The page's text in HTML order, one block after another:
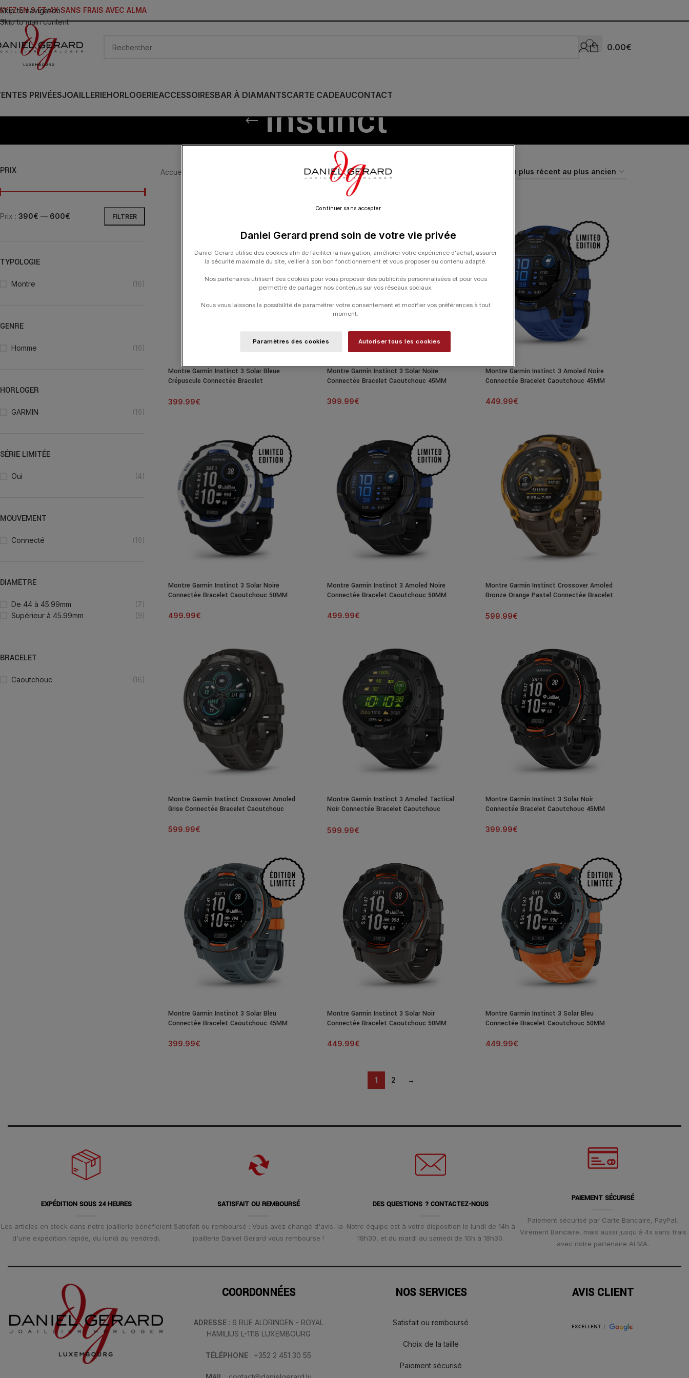
Skip to navigation
Skip to main content
EN 3 ET 4X SANS FRAIS AVEC ALMA
0.00€
PRIVÉESJOAILLERIEHORLOGERIEACCESSOIRESBAR À DIAMANTSCARTE CADEAUCONTACT
Instinct
PRIX
FILTRER
Prix : 390€ — 600€
TYPOLOGIE
Montre (16)
GENRE
Homme (16)
HORLOGER
GARMIN (16)
SÉRIE LIMITÉE
Oui (4)
MOUVEMENT
Connecté (16)
DIAMÈTRE
De 44 à 45.99mm
(7)
Supérieur à 45.99mm
(9)
BRACELET
Caoutchouc (16)
Accueil Show 9 12
Montre Garmin Instinct 3 Solar Bleue
Crépuscule Connectée Bracelet
399.99€
Montre Garmin Instinct 3 Solar Noire
Connectée Bracelet Caoutchouc 45MM
399.99€
Montre Garmin Instinct 3 Amoled Noire
Connectée Bracelet Caoutchouc 45MM
449.99€
Montre Garmin Instinct 3 Solar Noire
Connectée Bracelet Caoutchouc 50MM
499.99€
Montre Garmin Instinct 3 Amoled Noire
Connectée Bracelet Caoutchouc 50MM
499.99€
Montre Garmin Instinct Crossover Amoled
Bronze Orange Pastel Connectée Bracelet
599.99€
Montre Garmin Instinct Crossover Amoled
Grise Connectée Bracelet Caoutchouc
599.99€
Montre Garmin Instinct 3 Amoled Tactical
Noir Connectée Bracelet Caoutchouc
599.99€
Montre Garmin Instinct 3 Solar Noir
Connectée Bracelet Caoutchouc 45MM
399.99€
Montre Garmin Instinct 3 Solar Bleu
Connectée Bracelet Caoutchouc 45MM
399.99€
Montre Garmin Instinct 3 Solar Noir
Connectée Bracelet Caoutchouc 50MM
449.99€
Montre Garmin Instinct 3 Solar Bleu
Connectée Bracelet Caoutchouc 50MM
449.99€
1 2 →
EXPÉDITION SOUS 24 HEURES
Les articles en stock dans notre joaillerie bénéficient
d'une expédition rapide, du lundi au vendredi.
SATISFAIT OU REMBOURSÉ
Satisfait ou remboursé : Vous avez changé d'avis, la
joaillerie Daniel Gerard vous rembourse !
DES QUESTIONS ? CONTACTEZ-NOUS
Notre équipe est à votre disposition le lundi de 14h à
18h30, et du mardi au samedi de 10h à 18h30.
PAIEMENT SÉCURISÉ
Paiement sécurisé par Carte Bancaire, PayPal,
Virement Bancaire, mais aussi jusqu'à 4x sans frais
avec notre partenaire ALMA.
COORDONNÉES
ADRESSE: 6 RUE ALDRINGEN - ROYAL
HAMILIUS L-1118 LUXEMBOURG
TÉLÉPHONE : +352 2 451 30 55
NOS SERVICES
Satisfait ou remboursé
Choix de la taille
Paiement sécurisé
AVIS CLIENT
Daniel Gerard prend soin de votre vie privée
Daniel Gerard utilise des cookies afin de faciliter la navigation, améliorer votre expérience d'achat, assurer
la sécurité maximale du site, veiller à son bon fonctionnement et vous proposer du contenu adapté.
Nos partenaires utilisent des cookies pour vous proposer des publicités personnalisées et pour vous
permettre de partager nos contenus sur vos réseaux sociaux.
Nous vous laissons la possibilité de paramétrer votre consentement et modifier vos préférences à tout
moment.
Paramètres des cookies Autoriser tous les cookies
Continuer sans accepter